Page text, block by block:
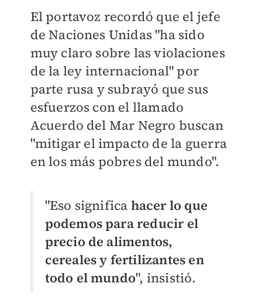
El portavoz recordó que el jefe
de Naciones Unidas "ha sido
muy claro sobre las violaciones
de la ley internacional" por
parte rusa y subrayó que sus
esfuerzos con el llamado
Acuerdo del Mar Negro buscan
"mitigar el impacto de la guerra
en los más pobres del mundo".
"Eso significa hacer lo que
podemos para reducir el
precio de alimentos,
cereales y fertilizantes en
todo el mundo", insistió.